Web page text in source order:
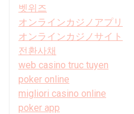
벳위즈
オンラインカジノアプリ
オンラインカジノサイト
전환사채
web casino truc tuyen
poker online
migliori casino online
poker app